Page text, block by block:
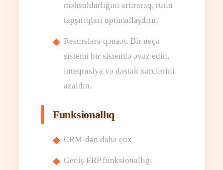
məhsuldarlığını artıraraq, rutin
tapşırıqları optimallaşdırır.
Resurslara qənaət. Bir neçə
sistemi bir sistemlə əvəz edin,
inteqrasiya və dəstək xərclərini
azaldın.
Funksionallıq
CRM-dən daha çox
Geniş ERP funksionallığı